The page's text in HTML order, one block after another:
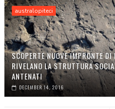
australopiteci
SCOPERTE NUOVE IMPRONTE
RIVELANO LA STRUTTURA
ANTENATI
DECEMBER 14, 2016